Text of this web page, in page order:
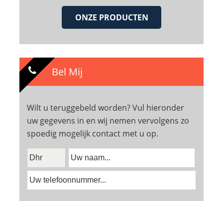
ONZE PRODUCTEN
Bel Mij
Wilt u teruggebeld worden? Vul hieronder
uw gegevens in en wij nemen vervolgens zo
spoedig mogelijk contact met u op.